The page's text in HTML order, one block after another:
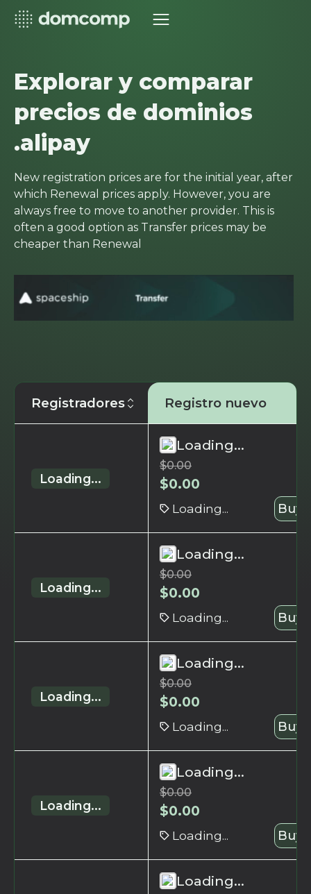
Explorar y comparar
precios de dominios
.alipay
New registration prices are for the initial year, after
which Renewal prices apply. However, you are
always free to move to another provider. This is
often a good option as Transfer prices may be
cheaper than Renewal
Registradores Registro nuevo
Loading...
Loading...
$0.00
$0.00
Loading... Buy
Loading...
Loading...
$0.00
$0.00
Loading... Buy
Loading...
Loading...
$0.00
$0.00
Loading... Buy
Loading...
Loading...
$0.00
$0.00
Loading... Buy
Loading...